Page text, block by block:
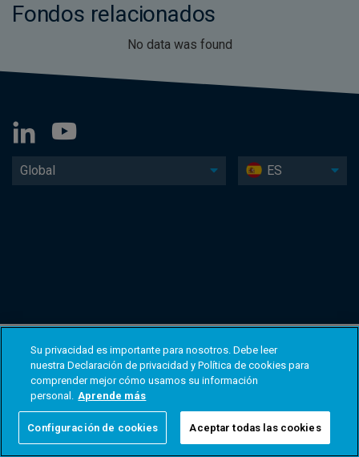
Fondos relacionados
No data was found
Global ES
Su privacidad es importante para nosotros. Debe leer
nuestra Declaración de privacidad y Política de cookies para
comprender mejor cómo usamos su información
personal. Aprende más
Configuración de cookies Aceptar todas las cookies